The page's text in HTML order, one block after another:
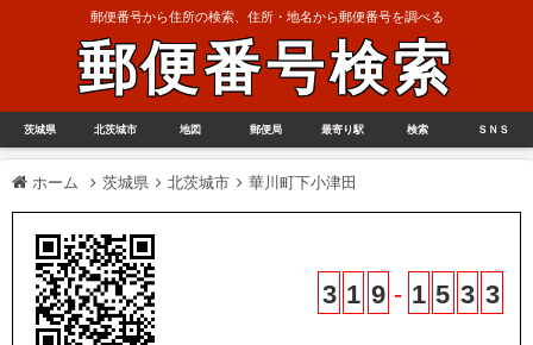
郵便番号から住所の検索、住所・地名から郵便番号を調べる
郵便番号検索
茨城県 北茨城市 地図 郵便局 最寄り駅 検索 ＳＮＳ
ホーム 茨城県 北茨城市 華川町下小津田
3 1 9 - 1 5 3 3